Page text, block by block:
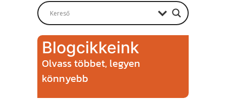
Blogcikkeink
Olvass többet, legyen
könnyebb